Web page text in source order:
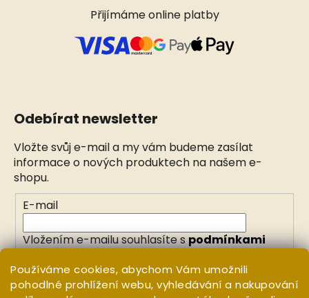
Používáme cookies, abychom Vám umožnili
pohodlné prohlížení webu, vyhledávání a nakupování
Přijímáme online platby
Odebírat newsletter
Vložte svůj e-mail a my vám budeme zasílat
informace o nových produktech na našem e-
shopu.
E-mail
Vložením e-mailu souhlasíte spodmínkami
PŘIHLÁSIT SE